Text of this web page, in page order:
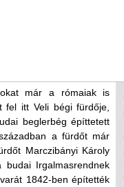
már a rómaiak is
fel itt Veli bégi fürdője,
beglerbég építtetett
a fürdőt már
Marczibányi Károly
Irgalmasrendnek
1842-ben építették